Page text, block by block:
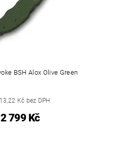
BSH Alox Olive Green
Kč bez DPH
2 799 Kč